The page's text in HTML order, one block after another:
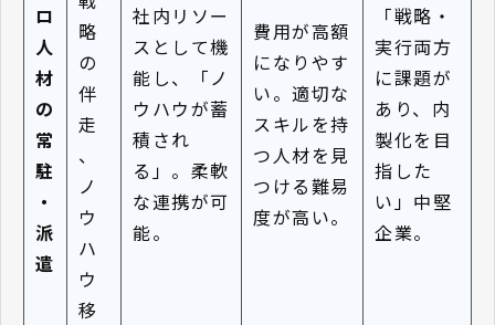
ロ
人
材
の
常
駐
・
派
遣
略
の
伴
走
、
ノ
ウ
ハ
ウ
移
社内リソー
スとして機
能し、「ノ
ウハウが蓄
積され
る」。柔軟
な連携が可
能。
費用が高額
になりやす
い。適切な
スキルを持
つ人材を見
つける難易
度が高い。
「戦略・
実行両方
に課題が
あり、内
製化を目
指した
い」中堅
企業。